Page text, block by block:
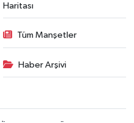
Haritası
Tüm Manşetler
Haber Arşivi